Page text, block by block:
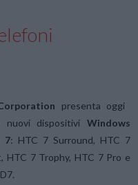
presenta oggi
nuovi dispositivi Windows
7: HTC 7 Surround, HTC 7
HTC 7 Trophy, HTC 7 Pro e